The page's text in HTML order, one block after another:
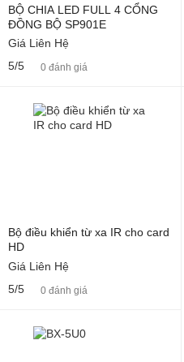
BỘ CHIA LED FULL 4 CỔNG
ĐỒNG BỘ SP901E
Giá Liên Hệ
5/5
0 đánh giá
Bộ điều khiển từ xa IR cho card
HD
Giá Liên Hệ
5/5
0 đánh giá